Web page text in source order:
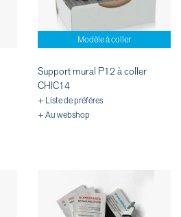
Modèle à coller
Support mural P12 à coller
CHIC14
+ Liste de préféres
+ Au webshop